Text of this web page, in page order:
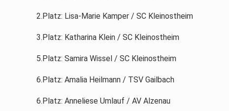
2.Platz: Lisa-Marie Kamper / SC Kleinostheim
3.Platz: Katharina Klein / SC Kleinostheim
5.Platz: Samira Wissel / SC Kleinostheim
6.Platz: Amalia Heilmann / TSV Gailbach
6.Platz: Anneliese Umlauf / AV Alzenau